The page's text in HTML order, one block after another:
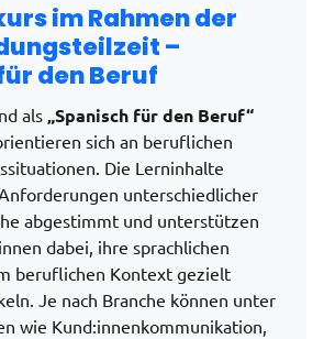
im Rahmen der
–
den Beruf
als „Spanisch für den Beruf“
sich an beruflichen
Die Lerninhalte
unterschiedlicher
abgestimmt und unterstützen
dabei, ihre sprachlichen
beruflichen Kontext gezielt
Je nach Branche können unter
wie Kund:innenkommunikation,